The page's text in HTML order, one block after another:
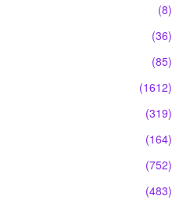
(8)
(36)
(85)
(1612)
(319)
(164)
(752)
(483)